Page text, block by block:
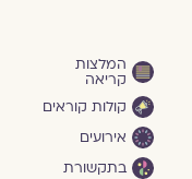
המלצות
קריאה
קולות קוראים
אירועים
בתקשורת